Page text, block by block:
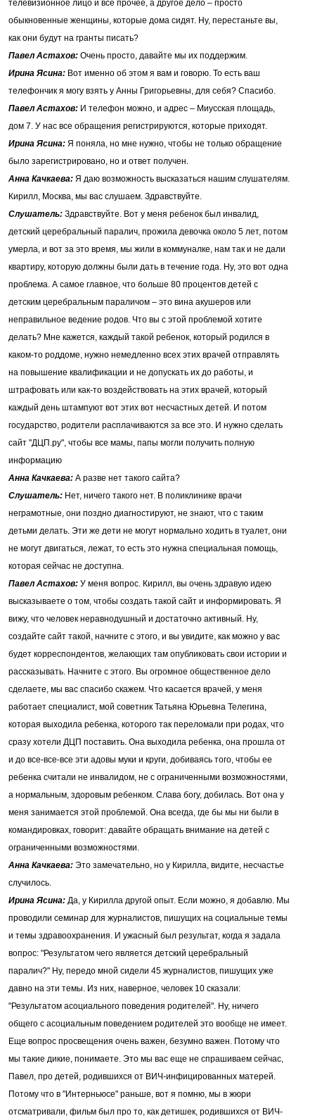
телевизионное лицо и все прочее, а другое дело – просто
обыкновенные женщины, которые дома сидят. Ну, перестаньте вы,
как они будут на гранты писать?
Павел Астахов: Очень просто, давайте мы их поддержим.
Ирина Ясина: Вот именно об этом я вам и говорю. То есть ваш
телефончик я могу взять у Анны Григорьевны, для себя? Спасибо.
Павел Астахов: И телефон можно, и адрес – Миусская площадь,
дом 7. У нас все обращения регистрируются, которые приходят.
Ирина Ясина: Я поняла, но мне нужно, чтобы не только обращение
было зарегистрировано, но и ответ получен.
Анна Качкаева: Я даю возможность высказаться нашим слушателям.
Кирилл, Москва, мы вас слушаем. Здравствуйте.
Слушатель: Здравствуйте. Вот у меня ребенок был инвалид,
детский церебральный паралич, прожила девочка около 5 лет, потом
умерла, и вот за это время, мы жили в коммуналке, нам так и не дали
квартиру, которую должны были дать в течение года. Ну, это вот одна
проблема. А самое главное, что больше 80 процентов детей с
детским церебральным параличом – это вина акушеров или
неправильное ведение родов. Что вы с этой проблемой хотите
делать? Мне кажется, каждый такой ребенок, который родился в
каком-то роддоме, нужно немедленно всех этих врачей отправлять
на повышение квалификации и не допускать их до работы, и
штрафовать или как-то воздействовать на этих врачей, который
каждый день штампуют вот этих вот несчастных детей. И потом
государство, родители расплачиваются за все это. И нужно сделать
сайт "ДЦП.ру", чтобы все мамы, папы могли получить полную
информацию
Анна Качкаева: А разве нет такого сайта?
Слушатель: Нет, ничего такого нет. В поликлинике врачи
неграмотные, они поздно диагностируют, не знают, что с таким
детьми делать. Эти же дети не могут нормально ходить в туалет, они
не могут двигаться, лежат, то есть это нужна специальная помощь,
которая сейчас не доступна.
Павел Астахов: У меня вопрос. Кирилл, вы очень здравую идею
высказываете о том, чтобы создать такой сайт и информировать. Я
вижу, что человек неравнодушный и достаточно активный. Ну,
создайте сайт такой, начните с этого, и вы увидите, как можно у вас
будет корреспондентов, желающих там опубликовать свои истории и
рассказывать. Начните с этого. Вы огромное общественное дело
сделаете, мы вас спасибо скажем. Что касается врачей, у меня
работает специалист, мой советник Татьяна Юрьевна Телегина,
которая выходила ребенка, которого так переломали при родах, что
сразу хотели ДЦП поставить. Она выходила ребенка, она прошла от
и до все-все-все эти адовы муки и круги, добиваясь того, чтобы ее
ребенка считали не инвалидом, не с ограниченными возможностями,
а нормальным, здоровым ребенком. Слава богу, добилась. Вот она у
меня занимается этой проблемой. Она всегда, где бы мы ни были в
командировках, говорит: давайте обращать внимание на детей с
ограниченными возможностями.
Анна Качкаева: Это замечательно, но у Кирилла, видите, несчастье
случилось.
Ирина Ясина: Да, у Кирилла другой опыт. Если можно, я добавлю. Мы
проводили семинар для журналистов, пишущих на социальные темы
и темы здравоохранения. И ужасный был результат, когда я задала
вопрос: "Результатом чего является детский церебральный
паралич?" Ну, передо мной сидели 45 журналистов, пишущих уже
давно на эти темы. Из них, наверное, человек 10 сказали:
"Результатом асоциального поведения родителей". Ну, ничего
общего с асоциальным поведением родителей это вообще не имеет.
Еще вопрос просвещения очень важен, безумно важен. Потому что
мы такие дикие, понимаете. Это мы вас еще не спрашиваем сейчас,
Павел, про детей, родившихся от ВИЧ-инфицированных матерей.
Потому что в "Интерньюсе" раньше, вот я помню, мы в жюри
отсматривали, фильм был про то, как детишек, родившихся от ВИЧ-